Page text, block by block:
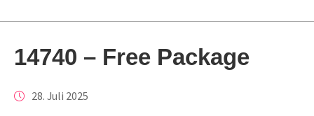
14740 – Free Package
28. Juli 2025